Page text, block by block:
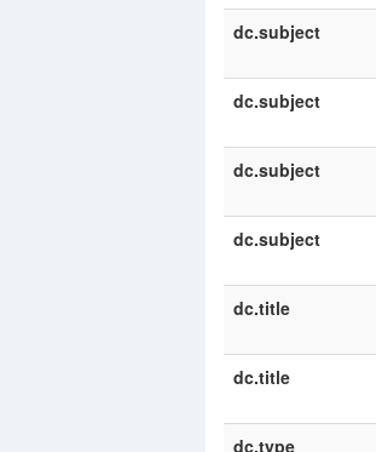
dc.subject
dc.subject
dc.subject
dc.subject
dc.title
dc.title
dc.type